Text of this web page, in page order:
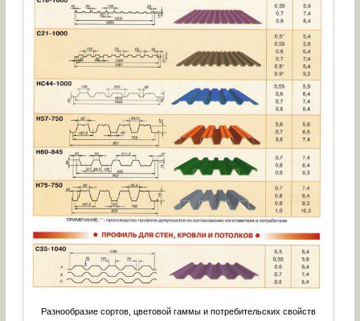
Разнообразие сортов, цветовой гаммы и потребительских свойств